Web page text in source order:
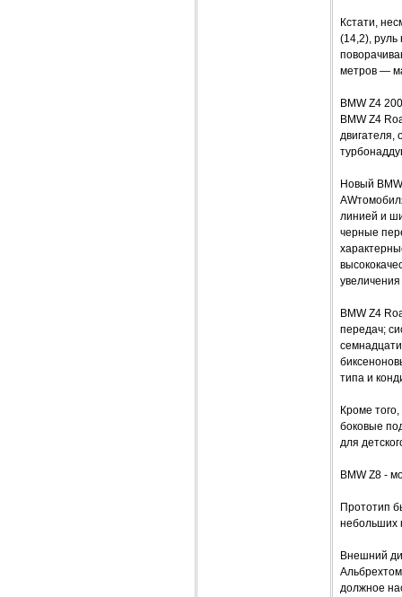
Кстати,
(14,2), руль
метров —
BMW Z4
BMW Z4
двигателя,
Новый
линией и
черные
BMW Z4
передач;
типа и
Кроме
боковые
для
BMW Z8 -
Прототип
небольших
Внешний
должное